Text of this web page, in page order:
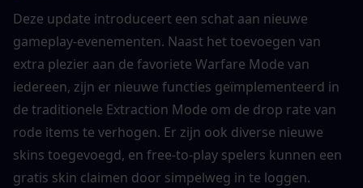
Deze update introduceert een schat aan nieuwe
gameplay-evenementen. Naast het toevoegen van
extra plezier aan de favoriete Warfare Mode van
iedereen, zijn er nieuwe functies geïmplementeerd in
de traditionele Extraction Mode om de drop rate van
rode items te verhogen. Er zijn ook diverse nieuwe
skins toegevoegd, en free-to-play spelers kunnen een
gratis skin claimen door simpelweg in te loggen.